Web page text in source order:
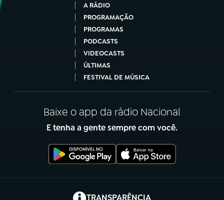
A RÁDIO
PROGRAMAÇÃO
PROGRAMAS
PODCASTS
VIDEOCASTS
ÚLTIMAS
FESTIVAL DE MÚSICA
Baixe o app da rádio Nacional
E tenha a gente sempre com você.
TRANSPARÊNCIA
(abre em nova aba)